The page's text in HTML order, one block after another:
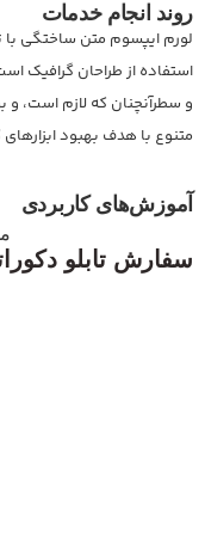
روند انجام خدمات
لورم ایپسوم متن ساختگی با
استفاده از طراحان گرافیک
و سطرآنچنان که لازم است، و
متنوع با هدف بهبود
آموزش‌های کاربردی
سفارش تابلو